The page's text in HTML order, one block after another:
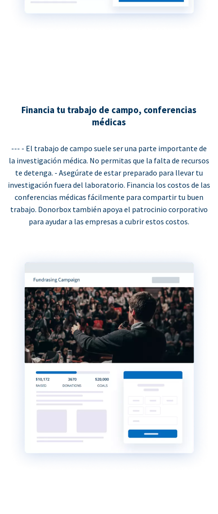
Financia tu trabajo de campo, conferencias
médicas
--- - El trabajo de campo suele ser una parte importante de
la investigación médica. No permitas que la falta de recursos
te detenga. - Asegúrate de estar preparado para llevar tu
investigación fuera del laboratorio. Financia los costos de las
conferencias médicas fácilmente para compartir tu buen
trabajo. Donorbox también apoya el patrocinio corporativo
para ayudar a las empresas a cubrir estos costos.